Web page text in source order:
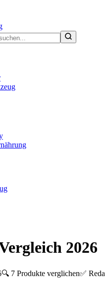
2026
🔍 7 Produkte verglichen✅